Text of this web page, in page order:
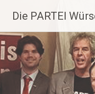
Inhalt
springen
Die PARTEI